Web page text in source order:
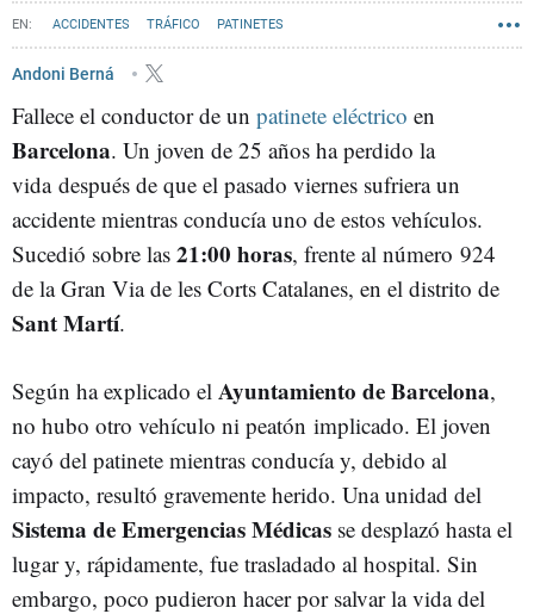
ACCIDENTES TRÁFICO PATINETES
Andoni Berná
Fallece el conductor de un patinete eléctrico en
Barcelona. Un joven de 25 años ha perdido la
vida después de que el pasado viernes sufriera un
accidente mientras conducía uno de estos vehículos.
Sucedió sobre las 21:00 horas, frente al número 924
de la Gran Via de les Corts Catalanes, en el distrito de
Sant Martí.
Según ha explicado el Ayuntamiento de Barcelona,
no hubo otro vehículo ni peatón implicado. El joven
cayó del patinete mientras conducía y, debido al
impacto, resultó gravemente herido. Una unidad del
Sistema de Emergencias Médicas se desplazó hasta el
lugar y, rápidamente, fue trasladado al hospital. Sin
embargo, poco pudieron hacer por salvar la vida del